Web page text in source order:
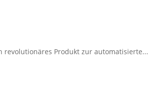
revolutionäres Produkt zur automatisierte...